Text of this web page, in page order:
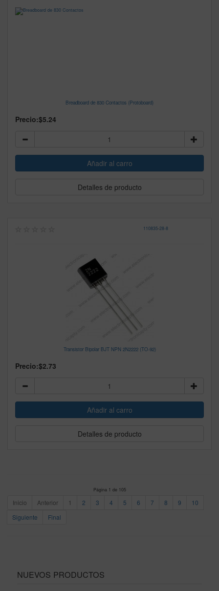
Breadboard de 830 Contactos (Protoboard)
Precio:$5.24
Detalles de producto
110835-28-8
Transistor Bipolar BJT NPN 2N2222 (TO-92)
Precio:$2.73
Detalles de producto
Página 1 de 105
Inicio Anterior 1 2 3 4 5 6 7 8 9
10
Siguiente
Final
NUEVOS PRODUCTOS